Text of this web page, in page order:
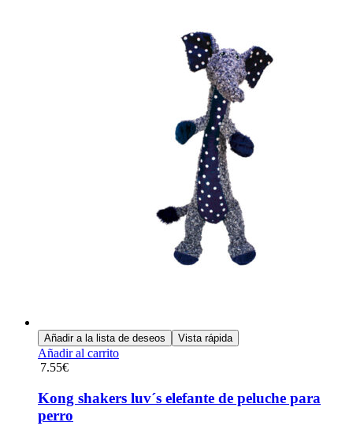
Añadir a la lista de deseos Vista rápida
Añadir al carrito
7.55€
Kong shakers luv´s elefante de peluche para
perro